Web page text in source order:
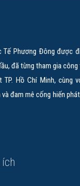
Tế Phương Đông được
đã từng tham gia công
TP. Hồ Chí Minh, cùng
đam mê cống hiến